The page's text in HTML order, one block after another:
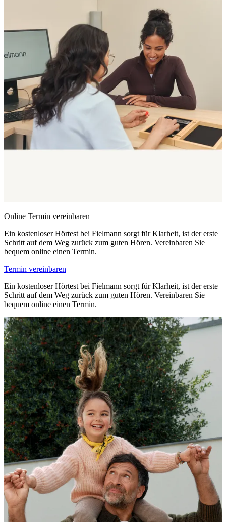
Online Termin vereinbaren
Ein kostenloser Hörtest bei Fielmann sorgt für Klarheit, ist der erste
Schritt auf dem Weg zurück zum guten Hören. Vereinbaren Sie
bequem online einen Termin.
Termin vereinbaren
Ein kostenloser Hörtest bei Fielmann sorgt für Klarheit, ist der erste
Schritt auf dem Weg zurück zum guten Hören. Vereinbaren Sie
bequem online einen Termin.